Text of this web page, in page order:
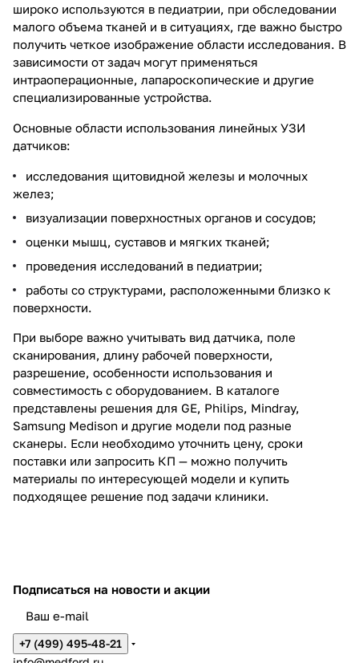
широко используются в педиатрии, при обследовании
малого объема тканей и в ситуациях, где важно быстро
получить четкое изображение области исследования. В
зависимости от задач могут применяться
интраоперационные, лапароскопические и другие
специализированные устройства.
Основные области использования линейных УЗИ
датчиков:
исследования щитовидной железы и молочных
желез;
визуализации поверхностных органов и сосудов;
оценки мышц, суставов и мягких тканей;
проведения исследований в педиатрии;
работы со структурами, расположенными близко к
поверхности.
При выборе важно учитывать вид датчика, поле
сканирования, длину рабочей поверхности,
разрешение, особенности использования и
совместимость с оборудованием. В каталоге
представлены решения для GE, Philips, Mindray,
Samsung Medison и другие модели под разные
сканеры. Если необходимо уточнить цену, сроки
поставки или запросить КП — можно получить
материалы по интересующей модели и купить
подходящее решение под задачи клиники.
Подписаться на новости и акции
+7 (499) 495-48-21